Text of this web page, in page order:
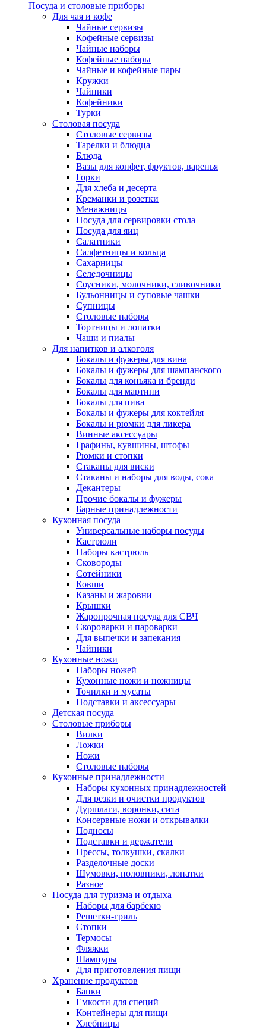
Посуда и столовые приборы
Для чая и кофе
Чайные сервизы
Кофейные сервизы
Чайные наборы
Кофейные наборы
Чайные и кофейные пары
Кружки
Чайники
Кофейники
Турки
Столовая посуда
Столовые сервизы
Тарелки и блюдца
Блюда
Вазы для конфет, фруктов, варенья
Горки
Для хлеба и десерта
Креманки и розетки
Менажницы
Посуда для сервировки стола
Посуда для яиц
Салатники
Салфетницы и кольца
Сахарницы
Селедочницы
Соусники, молочники, сливочники
Бульонницы и суповые чашки
Супницы
Столовые наборы
Тортницы и лопатки
Чаши и пиалы
Для напитков и алкоголя
Бокалы и фужеры для вина
Бокалы и фужеры для шампанского
Бокалы для коньяка и бренди
Бокалы для мартини
Бокалы для пива
Бокалы и фужеры для коктейля
Бокалы и рюмки для ликера
Винные аксессуары
Графины, кувшины, штофы
Рюмки и стопки
Стаканы для виски
Стаканы и наборы для воды, сока
Декантеры
Прочие бокалы и фужеры
Барные принадлежности
Кухонная посуда
Универсальные наборы посуды
Кастрюли
Наборы кастрюль
Сковороды
Сотейники
Ковши
Казаны и жаровни
Крышки
Жаропрочная посуда для СВЧ
Скороварки и пароварки
Для выпечки и запекания
Чайники
Кухонные ножи
Наборы ножей
Кухонные ножи и ножницы
Точилки и мусаты
Подставки и аксессуары
Детская посуда
Столовые приборы
Вилки
Ложки
Ножи
Столовые наборы
Кухонные принадлежности
Наборы кухонных принадлежностей
Для резки и очистки продуктов
Дуршлаги, воронки, сита
Консервные ножи и открывалки
Подносы
Подставки и держатели
Прессы, толкушки, скалки
Разделочные доски
Шумовки, половники, лопатки
Разное
Посуда для туризма и отдыха
Наборы для барбекю
Решетки-гриль
Стопки
Термосы
Фляжки
Шампуры
Для приготовления пищи
Хранение продуктов
Банки
Емкости для специй
Контейнеры для пищи
Хлебницы